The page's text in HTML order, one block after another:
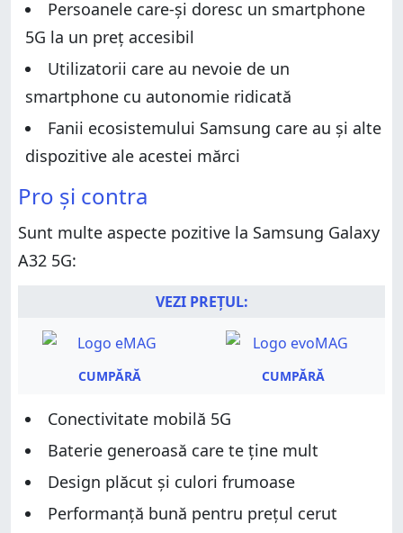
Experiența de utilizare a smartphone-ului Samsung
Galaxy A32 5G
Experiența de utilizare a camerelor pe Samsung
Galaxy A32 5G
Android 11 și aplicațiile incluse
Performanță în benchmarkuri
Ce părere ai despre Samsung Galaxy A32 5G?
Specificații hardware
Experiența de utilizare a smartphone-ului Samsung
Galaxy A32 5G
Experiența de utilizare a camerelor pe Samsung
Galaxy A32 5G
Ce părere ai despre Samsung Galaxy A32 5G?
Persoanele care-și doresc un smartphone
5G la un preț accesibil
Utilizatorii care au nevoie de un
smartphone cu autonomie ridicată
Fanii ecosistemului Samsung care au și alte
dispozitive ale acestei mărci
Pro și contra
Sunt multe aspecte pozitive la Samsung Galaxy
A32 5G:
VEZI PREȚUL:
CUMPĂRĂ CUMPĂRĂ
Conectivitate mobilă 5G
Baterie generoasă care te ține mult
Design plăcut și culori frumoase
Performanţă bună pentru prețul cerut